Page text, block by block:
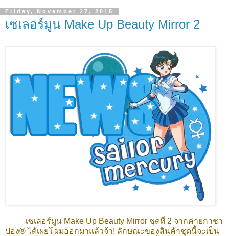
Friday, November 27, 2015
เซเลอร์มูน Make Up Beauty Mirror 2
เซเลอร์มูน Make Up Beauty Mirror ชุดที่ 2 จากค่ายกาชา
ปอง® ได้เผยโฉมออกมาแล้วจ้า! ลักษณะของสินค้าชุดนี้จะเป็น